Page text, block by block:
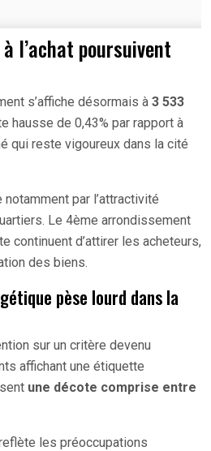
l’achat poursuivent
s’affiche désormais à 3 533
hausse de 0,43% par rapport à
qui reste vigoureux dans la cité
par l’attractivité
Le 4ème arrondissement
continuent d’attirer les acheteurs,
des biens.
pèse lourd dans la
sur un critère devenu
affichant une étiquette
une décote comprise entre
les préoccupations